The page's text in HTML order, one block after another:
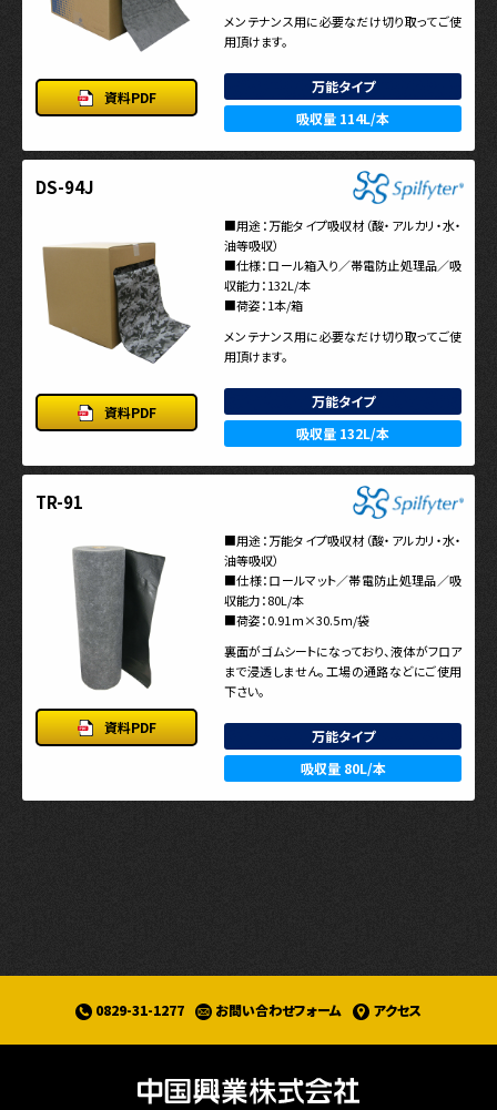
資料PDF
メンテナンス用に必要なだけ切り取ってご使
用頂けます。
万能タイプ
吸収量 114L/本
DS-94J
資料PDF
■用途：万能タイプ吸収材（酸・アルカリ・水・
油等吸収）
■仕様：ロール箱入り／帯電防止処理品／吸
収能力：132L/本
■荷姿：1本/箱
メンテナンス用に必要なだけ切り取ってご使
用頂けます。
万能タイプ
吸収量 132L/本
TR-91
資料PDF
■用途：万能タイプ吸収材（酸・アルカリ・水・
油等吸収）
■仕様：ロールマット／帯電防止処理品／吸
収能力：80L/本
■荷姿：0.91ｍ×30.5ｍ/袋
裏面がゴムシートになっており、液体がフロア
まで浸透しません。工場の通路などにご使用
下さい。
万能タイプ
吸収量 80L/本
0829-31-1277 お問い合わせフォーム アクセス